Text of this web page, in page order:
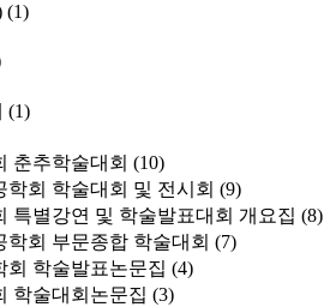
(1)
(1)
춘추학술대회 (10)
학회 학술대회 및 전시회 (9)
특별강연 및 학술발표대회 개요집 (8)
학회 부문종합 학술대회 (7)
회 학술발표논문집 (4)
학술대회논문집 (3)